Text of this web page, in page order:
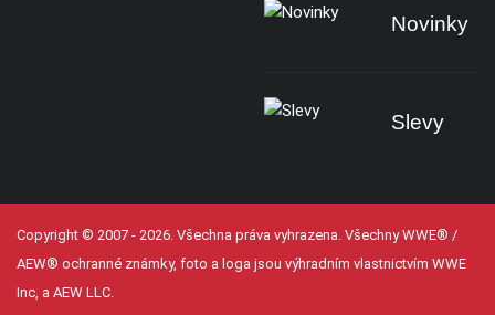
Novinky
Slevy
Copyright © 2007 - 2026. Všechna práva vyhrazena. Všechny WWE® /
AEW® ochranné známky, foto a loga jsou výhradním vlastnictvím WWE
Inc, a AEW LLC.